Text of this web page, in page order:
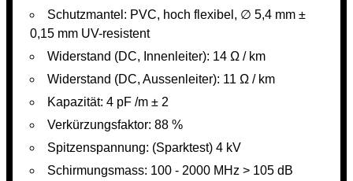
Schutzmantel: PVC, hoch flexibel, ∅ 5,4 mm ±
0,15 mm UV-resistent
Widerstand (DC, Innenleiter): 14 Ω / km
Widerstand (DC, Aussenleiter): 11 Ω / km
Kapazität: 4 pF /m ± 2
Verkürzungsfaktor: 88 %
Spitzenspannung: (Sparktest) 4 kV
Schirmungsmass: 100 - 2000 MHz > 105 dB